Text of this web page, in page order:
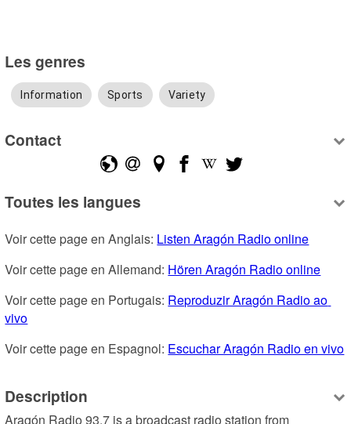
Les genres
Information Sports Variety
Contact
Toutes les langues
Voir cette page en Anglais: Listen Aragón Radio online
Voir cette page en Allemand: Hören Aragón Radio online
Voir cette page en Portugais: Reproduzir Aragón Radio ao
vivo
Voir cette page en Espagnol: Escuchar Aragón Radio en vivo
Description
Aragón Radio 93.7 is a broadcast radio station from